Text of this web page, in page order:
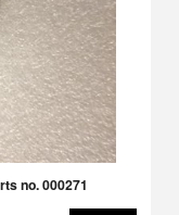
no. 000271